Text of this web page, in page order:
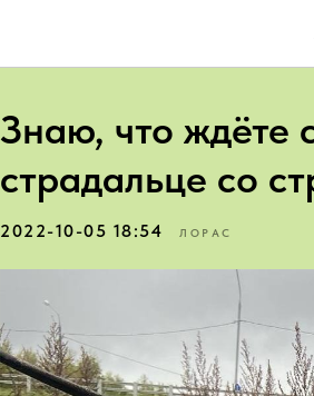
Знаю, что ждёте
страдальце со
2022-10-05 18:54 ЛОРАС